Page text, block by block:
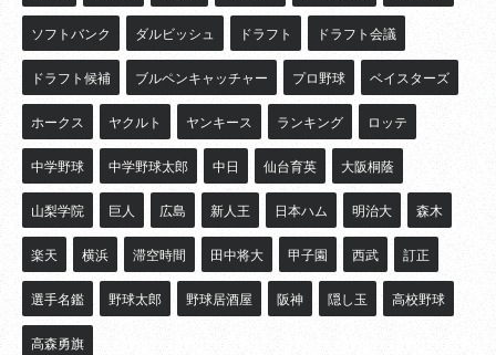
ソフトバンク ダルビッシュ ドラフト ドラフト会議
ドラフト候補 ブルペンキャッチャー プロ野球 ベイスターズ
ホークス ヤクルト ヤンキース ランキング ロッテ
中学野球 中学野球太郎 中日 仙台育英 大阪桐蔭
山梨学院 巨人 広島 新人王 日本ハム 明治大 森木
楽天 横浜 滞空時間 田中将大 甲子園 西武 訂正
選手名鑑 野球太郎 野球居酒屋 阪神 隠し玉 高校野球
高森勇旗